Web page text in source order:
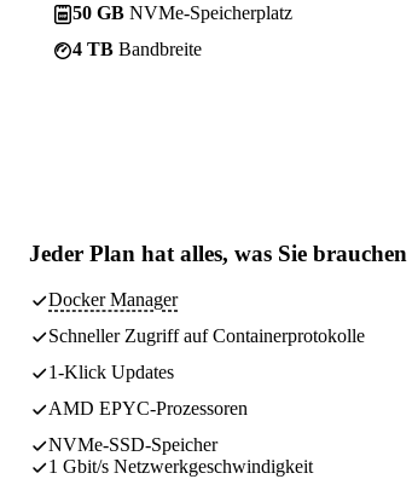
50 GB NVMe-Speicherplatz
4 TB Bandbreite
Jeder Plan hat alles, was Sie brauchen
Docker Manager
Schneller Zugriff auf Containerprotokolle
1-Klick Updates
AMD EPYC-Prozessoren
NVMe-SSD-Speicher
1 Gbit/s Netzwerkgeschwindigkeit